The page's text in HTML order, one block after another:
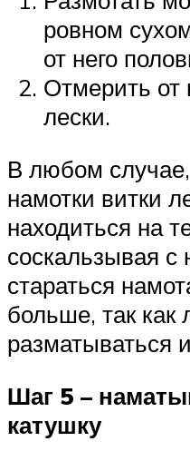
ровном
от него
Отмерить от
лески.
В любом
намотки витки
находиться на
соскальзывая с
стараться
больше, так как
разматываться
Шаг 5 –
катушку